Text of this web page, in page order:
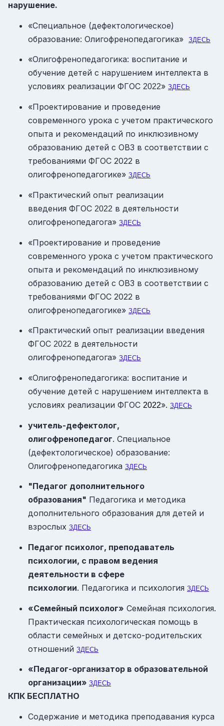
нарушение.
«Специальное (дефектологическое)
образование: Олигофренопедагогика»
ЗДЕСЬ
«Олигофренопедагогика: воспитание и
обучение детей с нарушением интеллекта в
условиях реализации ФГОС 2022» ЗДЕСЬ
«Проектирование и проведение
современного урока с учетом практического
опыта и рекомендаций по инклюзивному
образованию детей с ОВЗ в соответствии с
требованиями ФГОС 2022 в
олигофренопедагогике» ЗДЕСЬ
«Практический опыт реализации
введения ФГОС 2022 в деятельности
олигофренопедагога» ЗДЕСЬ
«Проектирование и проведение
современного урока с учетом практического
опыта и рекомендаций по инклюзивному
образованию детей с ОВЗ в соответствии с
требованиями ФГОС 2022 в
олигофренопедагогике» ЗДЕСЬ
«Практический опыт реализации введения
ФГОС 2022 в деятельности
олигофренопедагога» ЗДЕСЬ
«Олигофренопедагогика: воспитание и
обучение детей с нарушением интеллекта в
условиях реализации ФГОС 2022». ЗДЕСЬ
учитель-дефектолог,
олигофренопедагог. Специальное
(дефектологическое) образование:
Олигофренопедагогика ЗДЕСЬ
"Педагог дополнительного
образования" Педагогика и методика
дополнительного образования для детей и
взрослых ЗДЕСЬ
Педагог психолог, преподаватель
психологии, с правом ведения
деятельности в сфере
психологии. Педагогика и психология ЗДЕСЬ
«Семейный психолог» Семейная психология.
Практическая психологическая помощь в
области семейных и детско-родительских
отношений ЗДЕСЬ
«Педагог-организатор в образовательной
организации» ЗДЕСЬ
КПК БЕСПЛАТНО
Содержание и методика преподавания курса